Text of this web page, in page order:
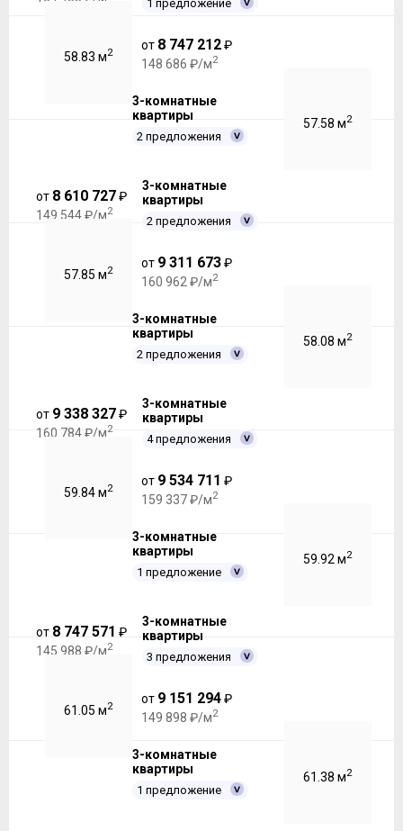
1 предложение
58.83 м2
от 8 747 212₽
148 686 ₽/м2
3-комнатные
квартиры
2 предложения
57.58 м2
от 8 610 727₽
149 544 ₽/м2
3-комнатные
квартиры
2 предложения
57.85 м2
от 9 311 673₽
160 962 ₽/м2
3-комнатные
квартиры
2 предложения
58.08 м2
от 9 338 327₽
160 784 ₽/м2
3-комнатные
квартиры
4 предложения
59.84 м2
от 9 534 711 ₽
159 337 ₽/м2
3-комнатные
квартиры
1 предложение
59.92 м2
от 8 747 571 ₽
145 988 ₽/м2
3-комнатные
квартиры
3 предложения
61.05 м2
от 9 151 294₽
149 898 ₽/м2
3-комнатные
квартиры
1 предложение
61.38 м2